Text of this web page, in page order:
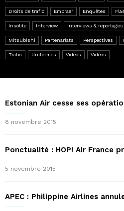
Droits de trafic Embraer Enquêtes
Insolite Interview Interviews & reportages
Mitsubishi Partenariats Perspectives
Trafic Uniformes Vidéos Vidéos
Estonian Air cesse ses
8 novembre 2015
Ponctualité : HOP! Air France
5 novembre 2015
APEC : Philippine Airlines